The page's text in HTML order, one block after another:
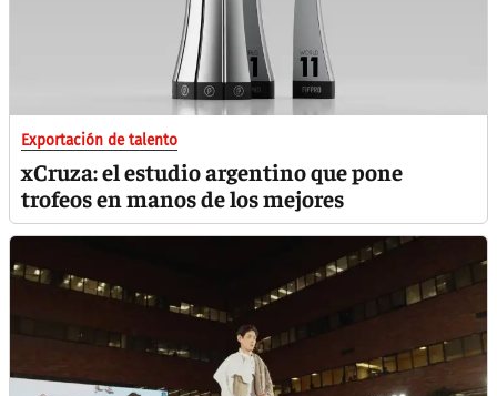
Exportación de talento
xCruza: el estudio argentino que pone
trofeos en manos de los mejores